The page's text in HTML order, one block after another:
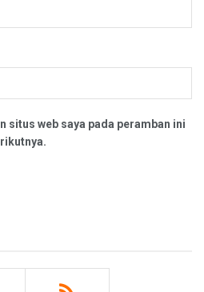
situs web saya pada peramban ini